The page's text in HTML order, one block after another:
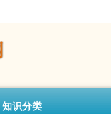
知识分类